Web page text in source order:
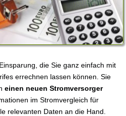
die Sie ganz einfach mit
errechnen lassen können. Sie
einen neuen Stromversorger
im Stromvergleich für
relevanten Daten an die Hand.